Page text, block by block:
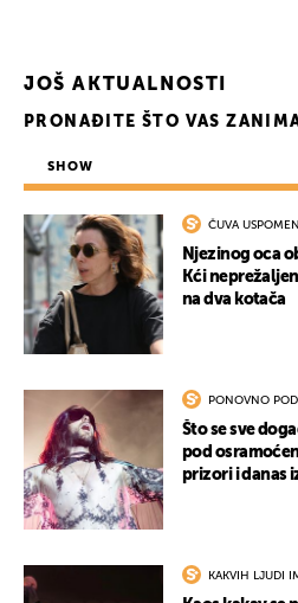
JOŠ AKTUALNOSTI
PRONAĐITE ŠTO VAS
SHOW
ČUVA
Njezinog oca
Kći
na dva kotača
PONOVNO
Što se sve
pod
prizori i danas
KAKVIH LJUDI